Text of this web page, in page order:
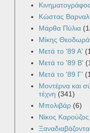
Κινηματογράφος
Κώστας
Μάρθα Πύλια
Μίκης
Μετά το '89 Α'
Μετά το '89 Β'
Μετά το '89 Γ'
Μοντέρνα και
τέχνη (341)
Μπολιβάρ (6)
Νίκος Καρούζος